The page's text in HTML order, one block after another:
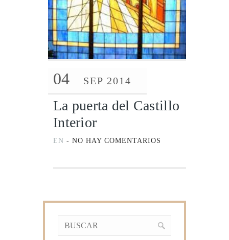
04 SEP 2014
La puerta del Castillo
Interior
EN - NO HAY COMENTARIOS